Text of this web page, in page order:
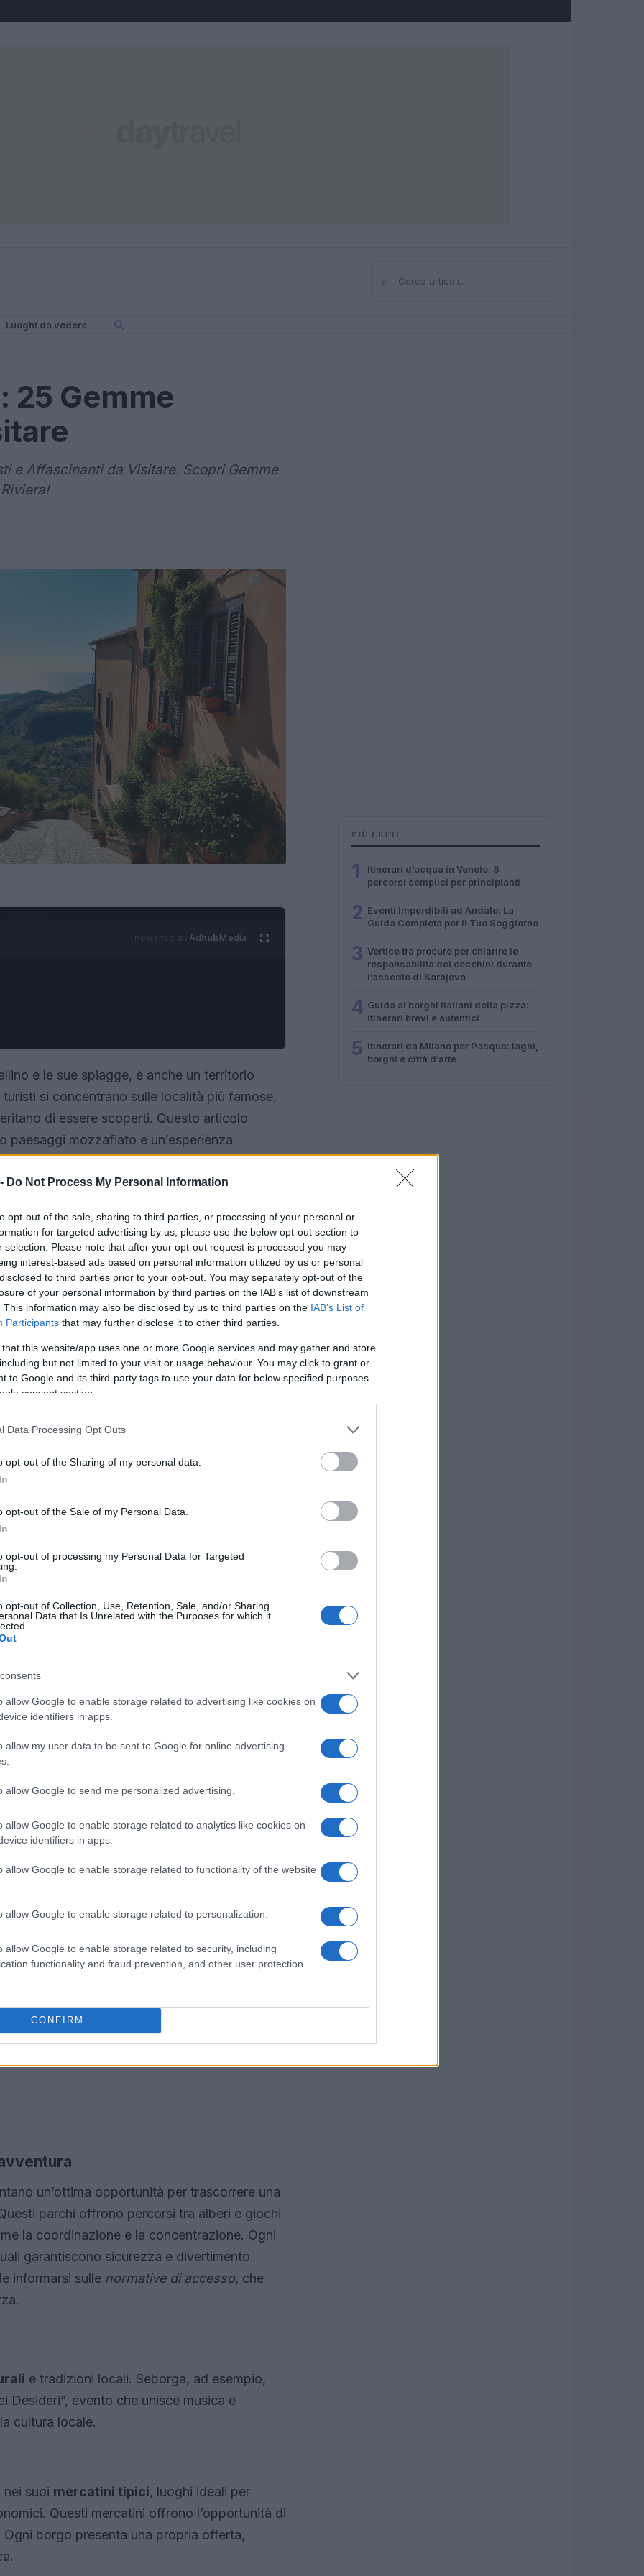
Do Not Process My Personal Information
opt-out of the sale, sharing to third parties, or processing of your personal or
for targeted advertising by us, please use the below opt-out section to
selection. Please note that after your opt-out request is processed you may
interest-based ads based on personal information utilized by us or personal
to third parties prior to your opt-out. You may separately opt-out of the
of your personal information by third parties on the IAB’s list of downstream
This information may also be disclosed by us to third parties on the IAB’s List of
Participants that may further disclose it to other third parties.
that this website/app uses one or more Google services and may gather and store
but not limited to your visit or usage behaviour. You may click to grant or
to Google and its third-party tags to use your data for below specified purposes
consent section.
Data Processing Opt Outs
opt-out of the Sharing of my personal data.
opt-out of the Sale of my Personal Data.
opt-out of processing my Personal Data for Targeted
opt-out of Collection, Use, Retention, Sale, and/or Sharing
Data that Is Unrelated with the Purposes for which it
allow Google to enable storage related to advertising like cookies on
identifiers in apps.
allow my user data to be sent to Google for online advertising
allow Google to send me personalized advertising.
allow Google to enable storage related to analytics like cookies on
identifiers in apps.
allow Google to enable storage related to functionality of the website
allow Google to enable storage related to personalization.
allow Google to enable storage related to security, including
functionality and fraud prevention, and other user protection.
CONFIRM
Cerca
Luoghi da vedere
25 Gemme
e Affascinanti da Visitare. Scopri Gemme
AdhubMedia
e le sue spiagge, è anche un territorio
si concentrano sulle località più famose,
di essere scoperti. Questo articolo
mozzafiato e un’esperienza
liguri, ognuno con una propria identità e
si distingue per il suo fascino medievale e la
è un piccolo comune che si arrampica su
autoproclamato
come il
fu affidato ai monaci dell’abbazia di
Palazzo dei Monaci rappresentano solo
Liguria
incantevoli. Le sue
natura. Un esempio è il Parco Avventura,
uniche e stimolanti.
un’ottima opportunità per trascorrere una
parchi offrono percorsi tra alberi e giochi
la coordinazione e la concentrazione. Ogni
garantiscono sicurezza e divertimento.
informarsi sulle normative di accesso, che
e tradizioni locali. Seborga, ad esempio,
Desideri”, evento che unisce musica e
cultura locale.
nei suoi mercatini tipici, luoghi ideali per
Questi mercatini offrono l’opportunità di
borgo presenta una propria offerta,
PIÙ LETTI
1
Itinerari d’acqua in Veneto: 8
percorsi semplici per principianti
2 Eventi Imperdibili ad Andalo: La
Guida Completa per il Tuo Soggiorno
3 Vertice tra procure per chiarire le
responsabilità dei cecchini durante
l’assedio di Sarajevo
4 Guida ai borghi italiani della pizza:
itinerari brevi e autentici
5 Itinerari da Milano per Pasqua: laghi,
borghi e città d’arte